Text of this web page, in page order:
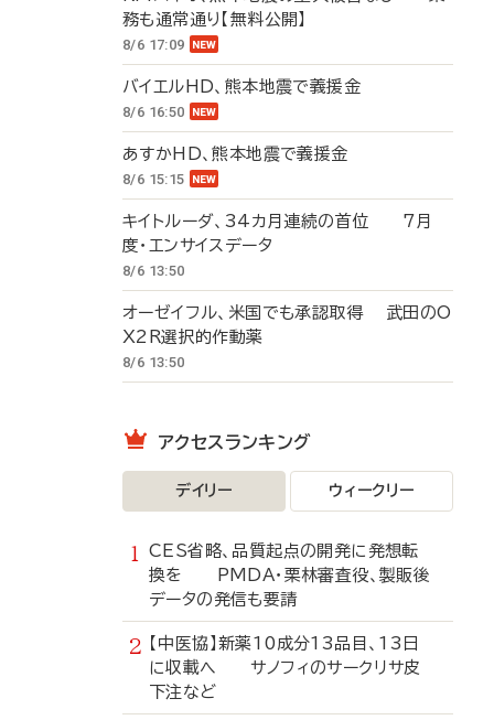
務も通常通り【無料公開】
8/6 17:09
バイエルHD、熊本地震で義援金
8/6 16:50
あすかHD、熊本地震で義援金
8/6 15:15
キイトルーダ、34カ月連続の首位 7月
度・エンサイスデータ
8/6 13:50
オーゼイフル、米国でも承認取得 武田のO
X2R選択的作動薬
8/6 13:50
アクセスランキング
デイリー ウィークリー
CES省略、品質起点の開発に発想転
換を PMDA・栗林審査役、製販後
データの発信も要請
【中医協】新薬10成分13品目、13日
に収載へ サノフィのサークリサ皮
下注など